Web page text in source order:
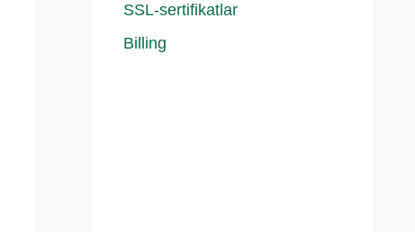
SSL-sertifikatlar
Billing